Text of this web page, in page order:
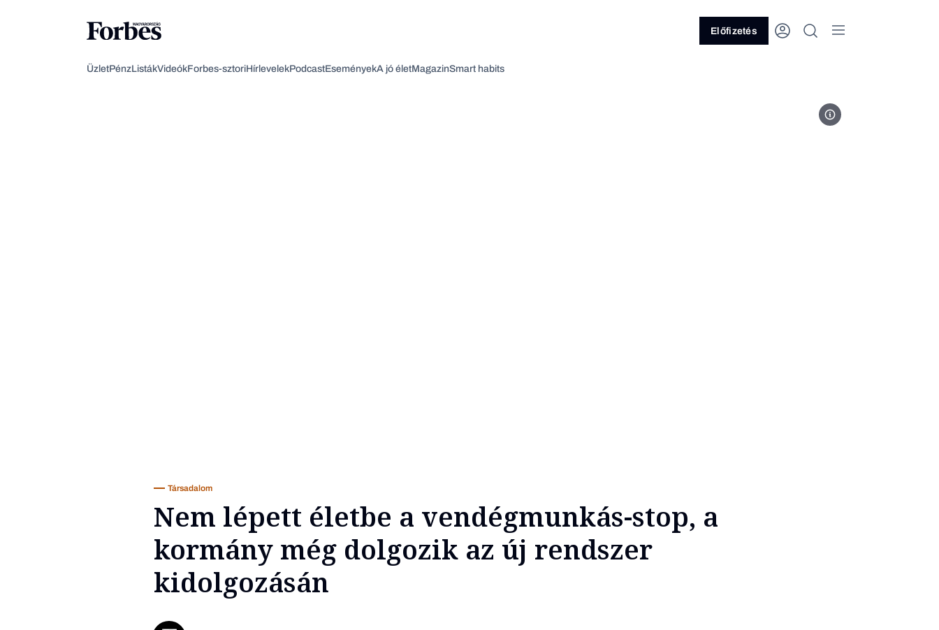
Előfizetés
ÜzletPénzListákVideókForbes-sztoriHírlevelekPodcastEseményekA jó életMagazinSmart habits
Fotó: Mika Baumeister
Társadalom
Nem lépett életbe a vendégmunkás-stop, a
kormány még dolgozik az új rendszer
kidolgozásán